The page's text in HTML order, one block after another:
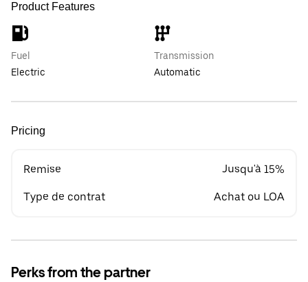
Product Features
Fuel
Electric
Transmission
Automatic
Pricing
Remise Jusqu'à 15%
Type de contrat Achat ou LOA
Perks from the partner